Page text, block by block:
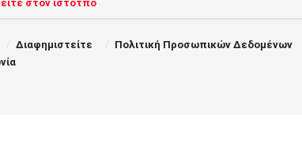
στον ιστότπο
Διαφημιστείτε
Πολιτική Προσωπικών Δεδομένων